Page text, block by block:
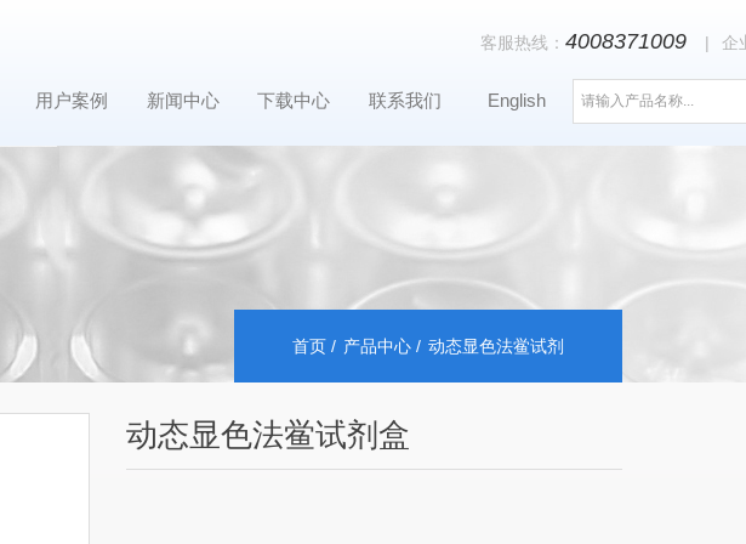
用户案例 新闻中心 下载中心 联系我们 English
客服热线： 4008371009 | 企
首页 产品中心 动态显色法鲎试剂
动态显色法鲎试剂盒